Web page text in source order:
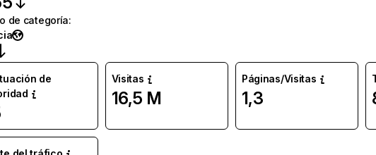
de categoría:
de
Visitas
16,5 M
Páginas/Visitas
1,3